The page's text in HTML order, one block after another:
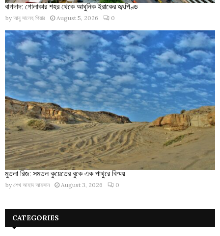
বাগদাদ: গোলাকার শহর থেকে আধুনিক ইরাকের হৃৎপিণ্ড
by আবু সালেহ পিয়ার August 5, 2026 0
মুতলা রিজ: সমতল কুয়েতের বুকে এক পাথুরে বিস্ময়
by শেখ আহাদ আহসান August 3, 2026 0
CATEGORIES